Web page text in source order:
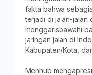
fakta bahwa
terjadi di jalan-jalan
menggarisbawahi
jaringan jalan di
Kabupaten/Kota,
Menhub